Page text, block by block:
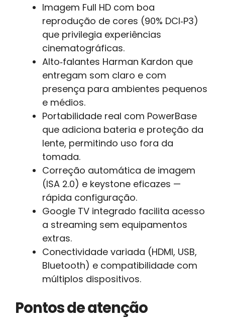
Imagem Full HD com boa
reprodução de cores (90% DCI‑P3)
que privilegia experiências
cinematográficas.
Alto‑falantes Harman Kardon que
entregam som claro e com
presença para ambientes pequenos
e médios.
Portabilidade real com PowerBase
que adiciona bateria e proteção da
lente, permitindo uso fora da
tomada.
Correção automática de imagem
(ISA 2.0) e keystone eficazes —
rápida configuração.
Google TV integrado facilita acesso
a streaming sem equipamentos
extras.
Conectividade variada (HDMI, USB,
Bluetooth) e compatibilidade com
múltiplos dispositivos.
Pontos de atenção